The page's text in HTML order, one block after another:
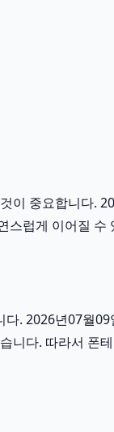
이 중요합니다.
럽게 이어질
. 2026년07월
니다. 따라서 폰